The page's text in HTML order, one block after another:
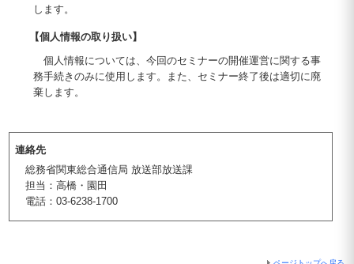
します。
【個人情報の取り扱い】
個人情報については、今回のセミナーの開催運営に関する事
務手続きのみに使用します。また、セミナー終了後は適切に廃
棄します。
連絡先
総務省関東総合通信局 放送部放送課
担当：高橋・園田
電話：03-6238-1700